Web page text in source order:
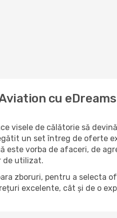
cu eDreams
visele de călătorie să
un set întreg de oferte
este vorba de afaceri, de
de utilizat.
zboruri, pentru a selecta
excelente, cât și de o